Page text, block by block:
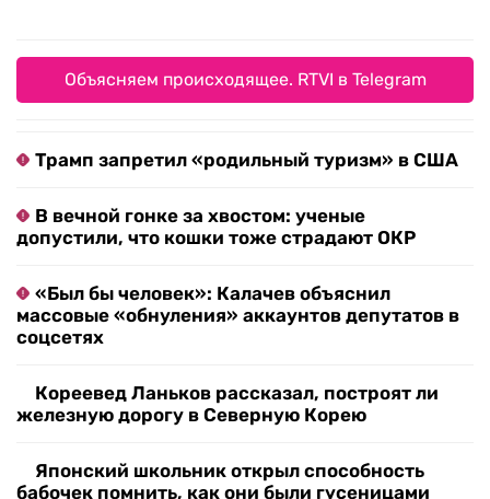
Объясняем происходящее. RTVI в Telegram
Трамп запретил «родильный туризм» в США
В вечной гонке за хвостом: ученые
допустили, что кошки тоже страдают ОКР
«Был бы человек»: Калачев объяснил
массовые «обнуления» аккаунтов депутатов в
соцсетях
Кореевед Ланьков рассказал, построят ли
железную дорогу в Северную Корею
Японский школьник открыл способность
бабочек помнить, как они были гусеницами